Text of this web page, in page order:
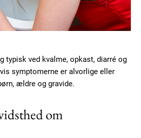
typisk ved kvalme, opkast, diarré og
symptomerne er alvorlige eller
ældre og gravide.
om